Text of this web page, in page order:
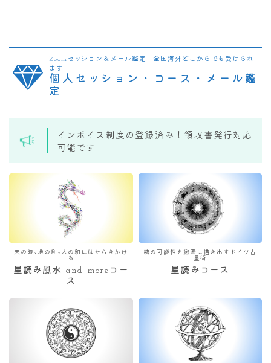
Zoomセッション＆メール鑑定 全国海外どこからでも受けられ
ます
個人セッション・コース・メール鑑
定
インボイス制度の登録済み！領収書発行対応
可能です
天の時×地の利×人の和にはたらきかけ
る
星読み風水 and moreコー
ス
魂の可能性を緻密に描き出すドイツ占
星術
星読みコース